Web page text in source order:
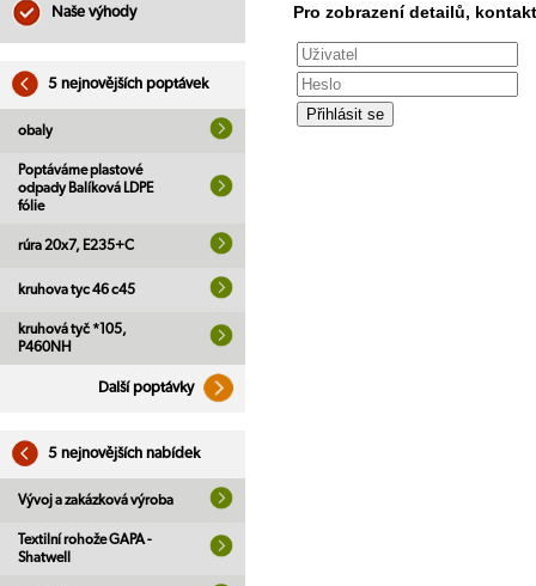
Naše výhody
5 nejnovějších poptávek
obaly
Poptáváme plastové
odpady Balíková LDPE
fólie
rúra 20x7, E235+C
kruhova tyc 46 c45
kruhová tyč *105,
P460NH
Další poptávky
5 nejnovějších nabídek
Vývoj a zakázková výroba
Textilní rohože GAPA -
Shatwell
Pro zobrazení detailů,